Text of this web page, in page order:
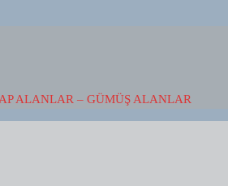
ALANLAR – GÜMÜŞ ALANLAR